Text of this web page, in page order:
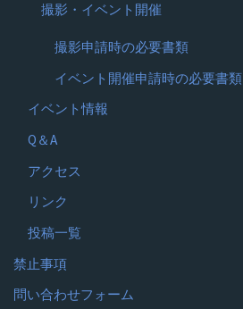
撮影・イベント開催
撮影申請時の必要書類
イベント開催申請時の必要書類
イベント情報
Q＆A
アクセス
リンク
投稿一覧
禁止事項
問い合わせフォーム